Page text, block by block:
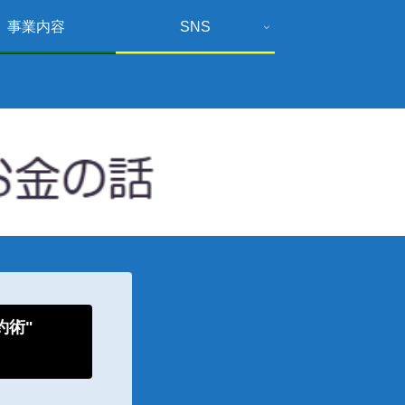
事業内容 SNS
術"